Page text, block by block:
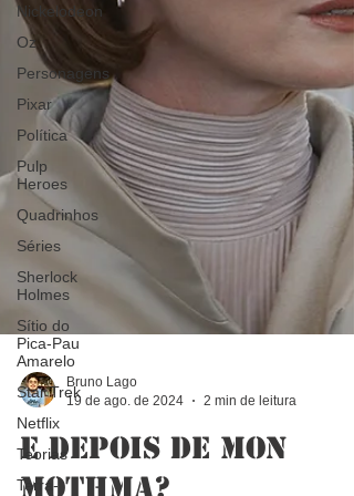
Nickelodeon
Oz
Personagens
Pixar
Política
Pulp
Heroes
Quadrinhos
Séries
Sherlock
Holmes
Sítio do
Pica-Pau
Amarelo
Star Trek
Netflix
Teorias
Terra-
Bruno Lago
19 de ago. de 2024